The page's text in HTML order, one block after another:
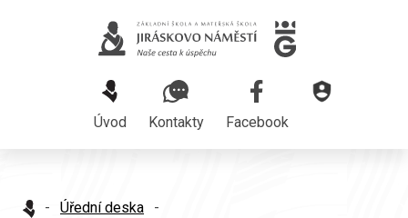
Úvod Kontakty Facebook
- Úřední deska
-